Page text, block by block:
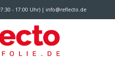
- 17:00 Uhr) | info@reflecto.de